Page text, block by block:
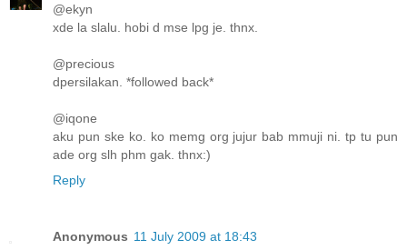
@ekyn
xde la slalu. hobi d mse lpg je. thnx.
@precious
dpersilakan. *followed back*
@iqone
aku pun ske ko. ko memg org jujur bab mmuji ni. tp tu pun
ade org slh phm gak. thnx:)
Reply
Anonymous 11 July 2009 at 18:43